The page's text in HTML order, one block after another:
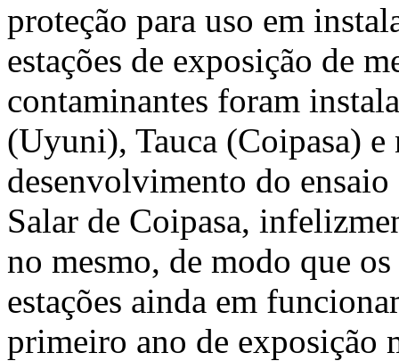
proteção para uso em
estações de exposição de
contaminantes foram
(Uyuni), Tauca (Coipasa)
desenvolvimento do
Salar de Coipasa,
no mesmo, de modo que
estações ainda em
primeiro ano de exposição